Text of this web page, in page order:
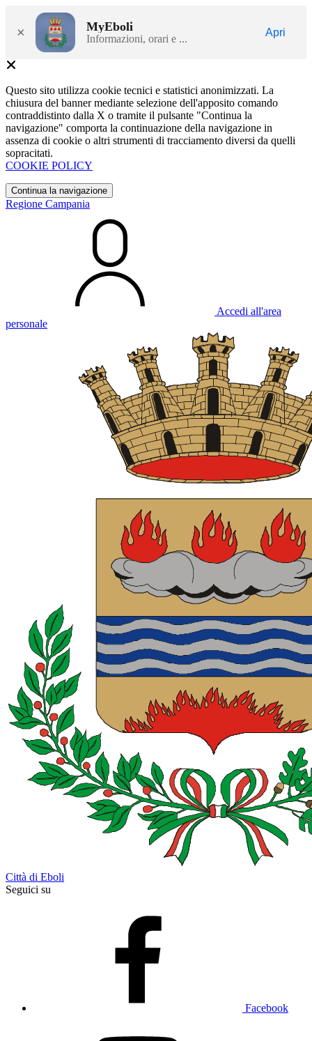
× MyEboli
Informazioni, orari e ...
Apri
Questo sito utilizza cookie tecnici e statistici anonimizzati. La
chiusura del banner mediante selezione dell'apposito comando
contraddistinto dalla X o tramite il pulsante "Continua la
navigazione" comporta la continuazione della navigazione in
assenza di cookie o altri strumenti di tracciamento diversi da quelli
sopracitati.
COOKIE POLICY
Continua la navigazione
Regione Campania
Accedi all'area
personale
Città di Eboli
Seguici su
Facebook